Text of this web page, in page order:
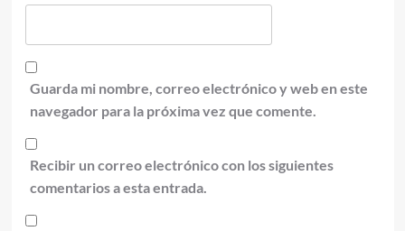
Guarda mi nombre, correo electrónico y web en este
navegador para la próxima vez que comente.
Recibir un correo electrónico con los siguientes
comentarios a esta entrada.